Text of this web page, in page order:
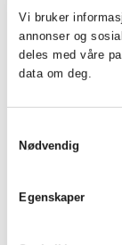
Vi bruker
annonser og
deles med våre
data om deg.
Nødvendig
Egenskaper
Aktuelt
Siste